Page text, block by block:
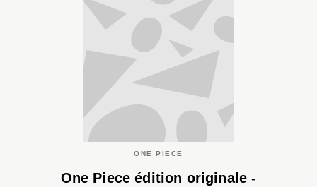
ONE PIECE
One Piece édition originale -